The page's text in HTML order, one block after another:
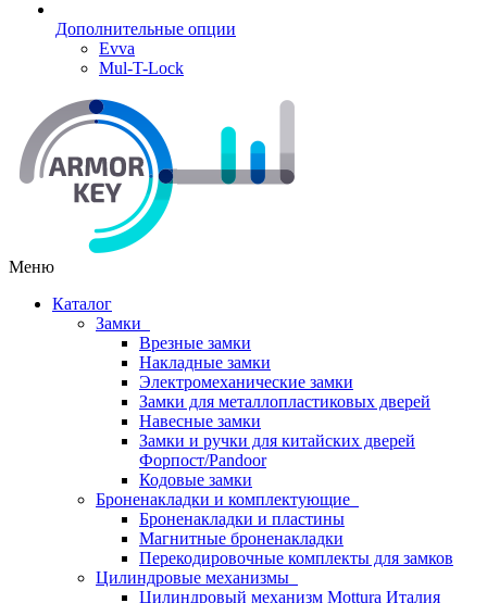
Дополнительные опции
Evva
Mul-T-Lock
Меню
Каталог
Замки
Врезные замки
Накладные замки
Электромеханические замки
Замки для металлопластиковых дверей
Навесные замки
Замки и ручки для китайских дверей
Форпост/Раndoor
Кодовые замки
Броненакладки и комплектующие
Броненакладки и пластины
Магнитные броненакладки
Перекодировочные комплекты для замков
Цилиндровые механизмы
Цилиндровый механизм Mottura Италия